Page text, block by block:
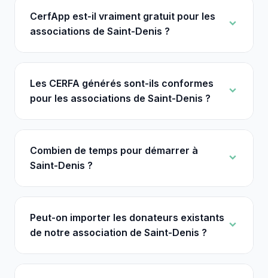
CerfApp est-il vraiment gratuit pour les
associations de Saint-Denis ?
Les CERFA générés sont-ils conformes
pour les associations de Saint-Denis ?
Combien de temps pour démarrer à
Saint-Denis ?
Peut-on importer les donateurs existants
de notre association de Saint-Denis ?